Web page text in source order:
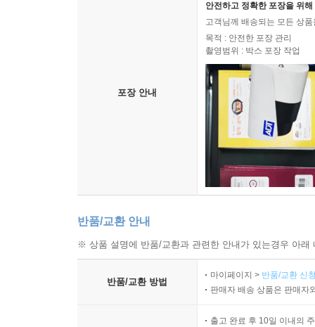
포장 안내
안전하고 정확한 포장을 위
고객님께 배송되는 모든 상
목적 : 안전한 포장 관리
촬영범위 : 박스 포장 작업
반품/교환 안내
※ 상품 설명에 반품/교환과 관련한 안내가 있는경우 아
반품/교환 방법
마이페이지 > 반품/교환 신
판매자 배송 상품은 판매자
출고 완료 후 10일 이내의